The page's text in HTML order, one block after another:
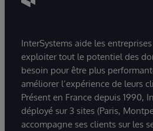
InterSystems aide les
exploiter tout le potentiel des
besoin pour être plus
améliorer l’expérience de leurs
Présent en France depuis 1990,
déployé sur 3 sites (Paris,
accompagne ses clients sur les